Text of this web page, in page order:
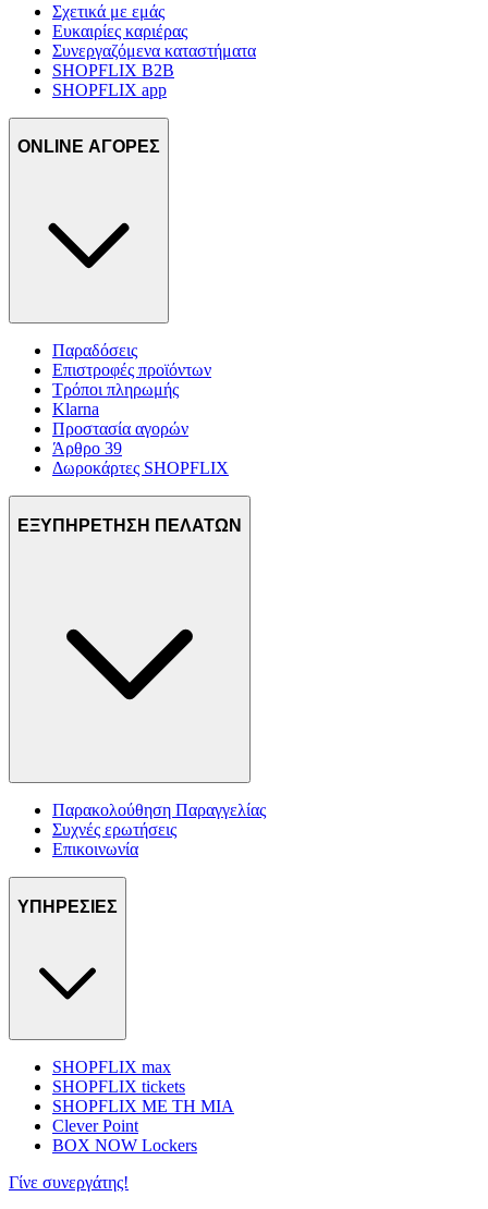
Σχετικά με εμάς
Ευκαιρίες καριέρας
Συνεργαζόμενα καταστήματα
SHOPFLIX B2B
SHOPFLIX app
ONLINE ΑΓΟΡΕΣ
Παραδόσεις
Επιστροφές προϊόντων
Τρόποι πληρωμής
Klarna
Προστασία αγορών
Άρθρο 39
Δωροκάρτες SHOPFLIX
ΕΞΥΠΗΡΕΤΗΣΗ ΠΕΛΑΤΩΝ
Παρακολούθηση Παραγγελίας
Συχνές ερωτήσεις
Επικοινωνία
ΥΠΗΡΕΣΙΕΣ
SHOPFLIX max
SHOPFLIX tickets
SHOPFLIX ΜΕ ΤΗ ΜΙΑ
Clever Point
BOX NOW Lockers
Γίνε συνεργάτης!